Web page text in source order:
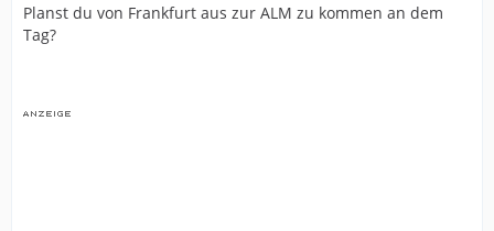
Planst du von Frankfurt aus zur ALM zu kommen an dem
Tag?